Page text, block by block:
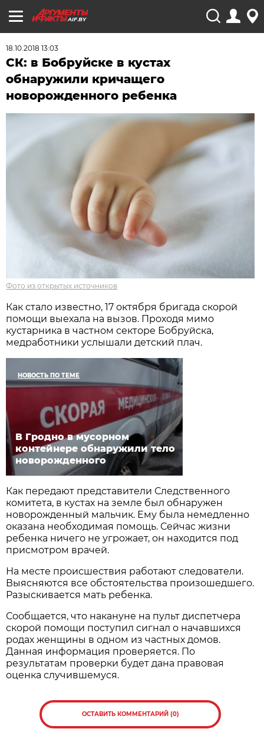
AIF.BY
18.10.2018 13:03
СК: в Бобруйске в кустах
обнаружили кричащего
новорожденного ребенка
Фото из открытых источников
Как стало известно, 17 октября бригада скорой
помощи выехала на вызов. Проходя мимо
кустарника в частном секторе Бобруйска,
медработники услышали детский плач.
НОВОСТЬ ПО ТЕМЕ
В Гродно в мусорном
контейнере обнаружили тело
новорожденного
Как передают представители Следственного
комитета, в кустах на земле был обнаружен
новорожденный мальчик. Ему была немедленно
оказана необходимая помощь. Сейчас жизни
ребенка ничего не угрожает, он находится под
присмотром врачей.
На месте происшествия работают следователи.
Выясняются все обстоятельства произошедшего.
Разыскивается мать ребенка.
Сообщается, что накануне на пульт диспетчера
скорой помощи поступил сигнал о начавшихся
родах женщины в одном из частных домов.
Данная информация проверяется. По
результатам проверки будет дана правовая
оценка случившемуся.
ОСТАВИТЬ КОММЕНТАРИЙ (0)